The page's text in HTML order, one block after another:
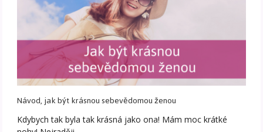
Návod, jak být krásnou sebevědomou ženou
Kdybych tak byla tak krásná jako ona! Mám moc krátké